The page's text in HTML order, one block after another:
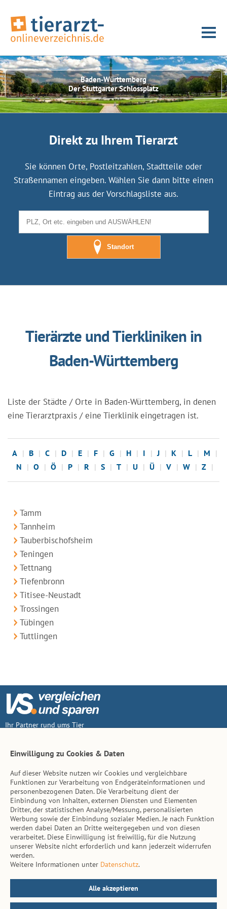
Baden-Württemberg
Der Stuttgarter Schlossplatz
Direkt zu Ihrem Tierarzt
Sie können Orte, Postleitzahlen, Stadtteile oder
Straßennamen eingeben. Wählen Sie dann bitte einen
Eintrag aus der Vorschlagsliste aus.
Standort
Tierärzte und Tierkliniken in
Baden-Württemberg
Liste der Städte / Orte in Baden-Württemberg, in denen
eine Tierarztpraxis / eine Tierklinik eingetragen ist.
A B C D E F G H I J K L
M
N
O Ö P R S T U Ü V W Z
Tamm
Tannheim
Tauberbischofsheim
Teningen
Tettnang
Tiefenbronn
Titisee-Neustadt
Trossingen
Tübingen
Tuttlingen
Ihr Partner rund ums Tier
Inhalt
Tierarzt-Suche
Hinweise
AGB
Impressum
Datenschutz
Kontakt
Einwilligung zu Cookies & Daten
Auf dieser Website nutzen wir Cookies und vergleichbare
Funktionen zur Verarbeitung von Endgeräteinformationen und
personenbezogenen Daten. Die Verarbeitung dient der
Einbindung von Inhalten, externen Diensten und Elementen
Dritter, der statistischen Analyse/Messung, personalisierten
Werbung sowie der Einbindung sozialer Medien. Je nach Funktion
werden dabei Daten an Dritte weitergegeben und von diesen
verarbeitet. Diese Einwilligung ist freiwillig, für die Nutzung
unserer Website nicht erforderlich und kann jederzeit widerrufen
werden.
Weitere Informationen unter Datenschutz.
Alle akzeptieren